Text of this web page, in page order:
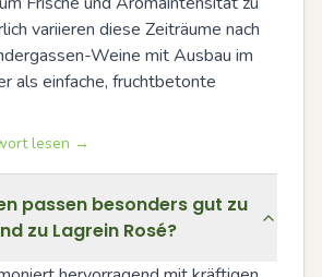
variieren diese Zeiträume nach
Weine mit Ausbau im
als einfache, fruchtbetonte
lesen →
passen besonders gut zu
zu Lagrein Rosé?